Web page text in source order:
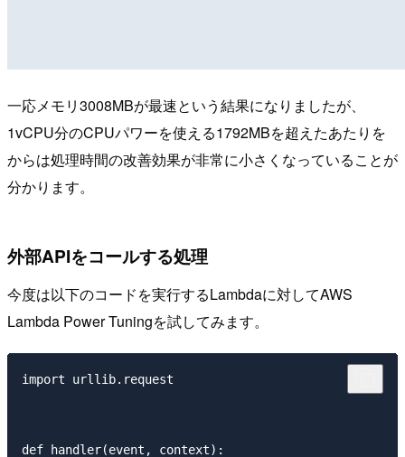
一応メモリ3008MBが最速という結果になりましたが、
1vCPU分のCPUパワーを使える1792MBを超えたあたりを
からは処理時間の改善効果が非常に小さくなっていることが
分かります。
外部APIをコールする処理
今度は以下のコードを実行するLambdaに対してAWS
Lambda Power Tuningを試してみます。
import urllib.request
def handler(event, context):